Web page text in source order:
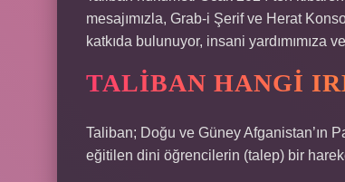
mesajımızla, Grab-i Şerif ve Herat
katkıda bulunuyor, insani yardımımıza
TALIBAN HANGI
Taliban; Doğu ve Güney Afganistan’ın
eğitilen dini öğrencilerin (talep) bir